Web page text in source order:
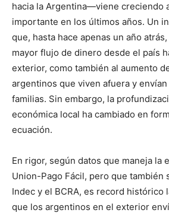
hacia la Argentina—viene creciendo
importante en los últimos años. Un
que, hasta hace apenas un año
mayor flujo de dinero desde el país
exterior, como también al aumento
argentinos que viven afuera y
familias. Sin embargo, la
económica local ha cambiado en
ecuación.
En rigor, según datos que maneja la
Union-Pago Fácil, pero que también
Indec y el BCRA, es record histórico
que los argentinos en el exterior